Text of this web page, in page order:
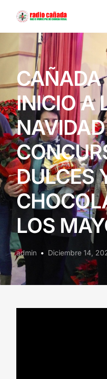
CAÑADA
INICIO A
DULCES
LOS
admin Diciembre 14,